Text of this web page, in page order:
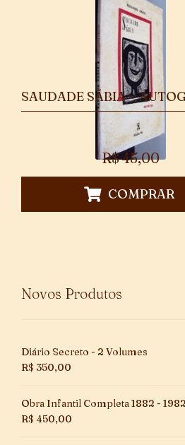
SAUDADE SÁBIA ~
R$45,00
COMPRAR
Novos Produtos
Diário Secreto - 2 Volumes
R$ 350,00
Obra Infantil Completa 1882 -
R$ 450,00